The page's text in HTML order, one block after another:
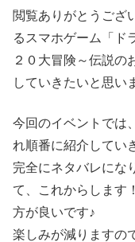
閲覧ありがとうござ
るスマホゲーム「ド
２０大冒険～伝説の
していきたいと思い
今回のイベントでは
れ順番に紹介してい
完全にネタバレにな
て、これからします
方が良いです♪
楽しみが減りますの